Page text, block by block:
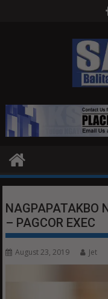
NAGPAPATAKBO
– PAGCOR EXEC
August 23, 2019 Jet